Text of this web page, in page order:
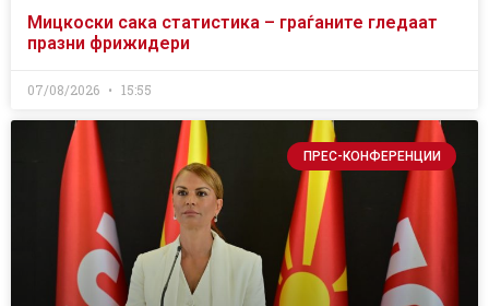
Мицкоски сака статистика – граѓаните гледаат
празни фрижидери
07/08/2026 15:55
ПРЕС-КОНФЕРЕНЦИИ